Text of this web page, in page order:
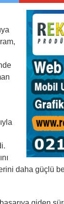
daha güçlü